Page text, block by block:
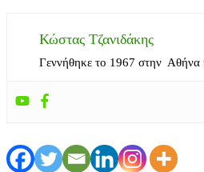
Κώστας Τζανιδάκης
Γεννήθηκε το 1967 στην Αθήνα